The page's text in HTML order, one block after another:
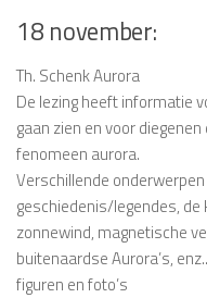
18 november:
Th. Schenk Aurora
De lezing heeft informatie
gaan zien en voor
fenomeen aurora.
Verschillende
geschiedenis/legendes, de
zonnewind, magnetische
buitenaardse Aurora’s,
figuren en foto’s